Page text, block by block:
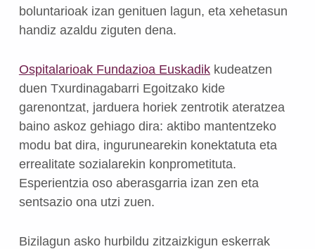
boluntarioak izan genituen lagun, eta xehetasun
handiz azaldu ziguten dena.
Ospitalarioak Fundazioa Euskadikkudeatzen
duen Txurdinagabarri Egoitzako kide
garenontzat, jarduera horiek zentrotik ateratzea
baino askoz gehiago dira: aktibo mantentzeko
modu bat dira, ingurunearekin konektatuta eta
errealitate sozialarekin konprometituta.
Esperientzia oso aberasgarria izan zen eta
sentsazio ona utzi zuen.
Bizilagun asko hurbildu zitzaizkigun eskerrak